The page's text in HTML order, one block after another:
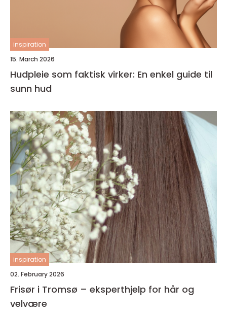
inspiration
15. March 2026
Hudpleie som faktisk virker: En enkel guide til
sunn hud
inspiration
02. February 2026
Frisør i Tromsø – eksperthjelp for hår og
velvære